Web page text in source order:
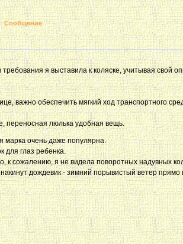
Сообщение
я выставила к коляске, учитывая свой
важно обеспечить мягкий ход транспортного
переносная люлька удобная вещь.
марка очень даже популярна.
​для глаз ребенка.
к сожалению, я не видела поворотных надувных
дождевик - зимний порывистый ветер прямо